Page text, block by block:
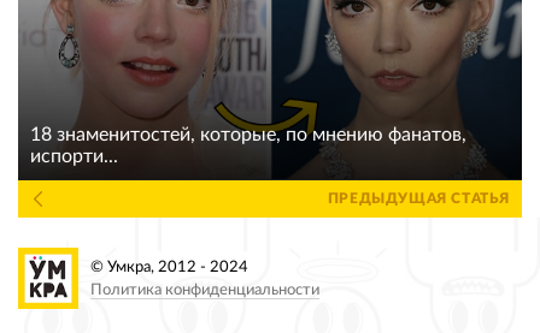
18 знаменитостей, которые, по мнению фанатов,
испорти...
ПРЕДЫДУЩАЯ СТАТЬЯ
© Умкра, 2012 - 2024
Политика конфиденциальности